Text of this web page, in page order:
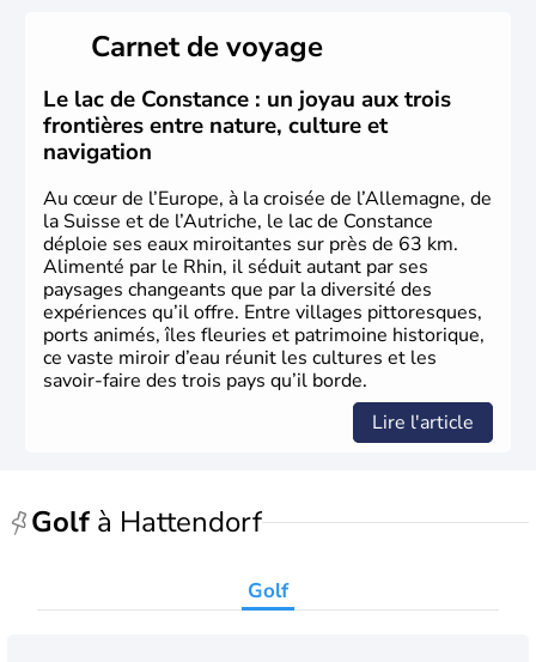
compte aujourd'hui plus de 8 millions d'habitants.
L'Autriche a donné naissance à de nombreux artistes :
Mozart, Schubert, le psychanalyste Freud, Romy
Schneider, Arnold Schwarzenegger, Anton Bruckner,
Gustav Mahler font partie des Autrichiens les plus
marquants de ces dernières décennies.
Carnet de voyage
Le lac de Constance : un joyau aux trois
frontières entre nature, culture et
navigation
Au cœur de l’Europe, à la croisée de l’Allemagne, de
la Suisse et de l’Autriche, le lac de Constance
déploie ses eaux miroitantes sur près de 63 km.
Alimenté par le Rhin, il séduit autant par ses
paysages changeants que par la diversité des
expériences qu’il offre. Entre villages pittoresques,
ports animés, îles fleuries et patrimoine historique,
ce vaste miroir d’eau réunit les cultures et les
savoir-faire des trois pays qu’il borde.
Lire l'article
Golf à Hattendorf
Golf